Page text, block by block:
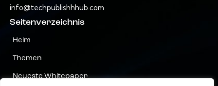
info@techpublishhhub.com
Seitenverzeichnis
Heim
Themen
Neueste Whitepaper